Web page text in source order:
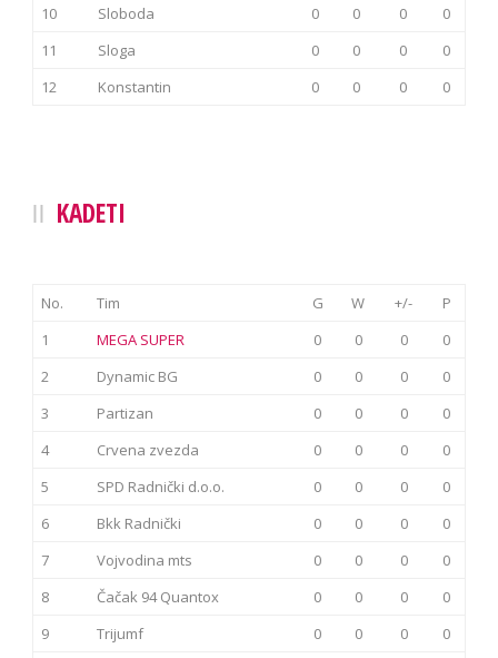
10
Sloboda 0 0 0
0
11
Sloga 0 0 0
0
12
Konstantin 0 0 0 0
KADETI
No. Tim G W +/-
P
1
MEGA SUPER 0 0 0
0
2
Dynamic BG 0 0 0
0
3
Partizan 0 0 0
0
4
Crvena zvezda 0 0 0
0
5
SPD Radnički d.o.o. 0 0 0
0
6
Bkk Radnički 0 0 0
0
7
Vojvodina mts 0 0 0
0
8
Čačak 94 Quantox 0 0 0
0
9
Trijumf 0 0 0
0